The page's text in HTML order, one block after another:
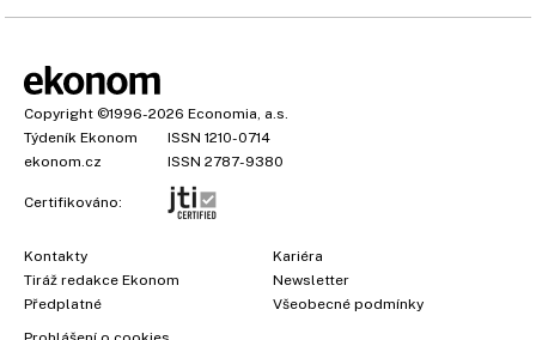
Copyright ©1996-2026 Economia, a.s.
Týdeník Ekonom
ISSN 1210-0714
ekonom.cz
ISSN 2787-9380
Certifikováno:
Kontakty
Tiráž redakce Ekonom
Předplatné
Kariéra
Newsletter
Všeobecné podmínky